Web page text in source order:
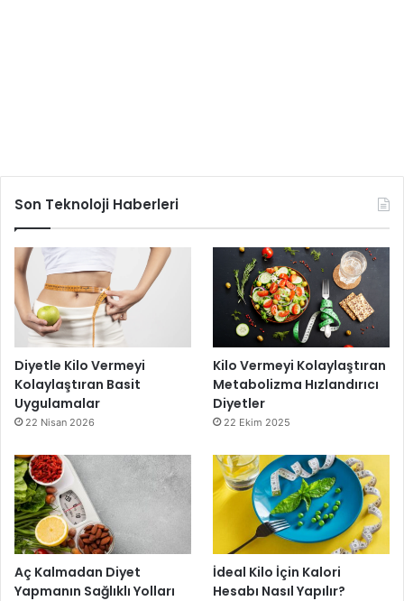
Son Teknoloji Haberleri
Diyetle Kilo Vermeyi
Kolaylaştıran Basit
Uygulamalar
22 Nisan 2026
Kilo Vermeyi Kolaylaştıran
Metabolizma Hızlandırıcı
Diyetler
22 Ekim 2025
Aç Kalmadan Diyet
Yapmanın Sağlıklı Yolları
İdeal Kilo İçin Kalori
Hesabı Nasıl Yapılır?